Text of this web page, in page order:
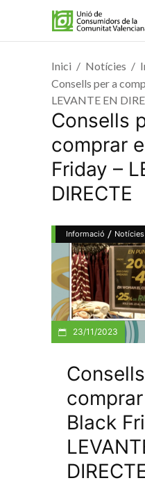
Inici Notícies
Consells per a
LEVANTE EN
Consells
comprar
Friday –
DIRECTE
Informació / Notícies
23/11/2023
Black